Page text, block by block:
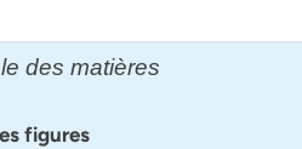
des matières
figures